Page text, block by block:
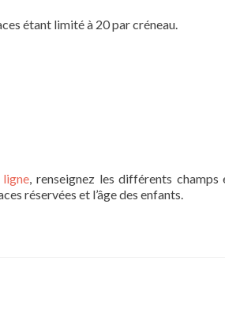
étant limité à 20 par créneau.
ligne, renseignez les différents
réservées et l’âge des enfants.